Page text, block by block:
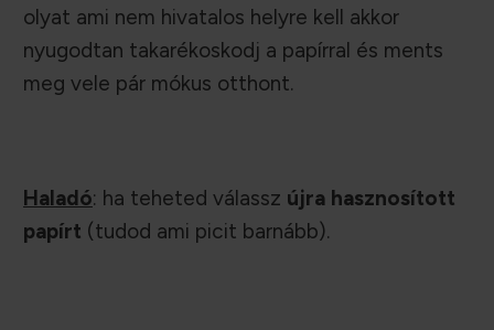
olyat ami nem hivatalos helyre kell akkor
nyugodtan takarékoskodj a papírral és ments
meg vele pár mókus otthont.
Haladó: ha teheted válassz újra hasznosított
papírt (tudod ami picit barnább).